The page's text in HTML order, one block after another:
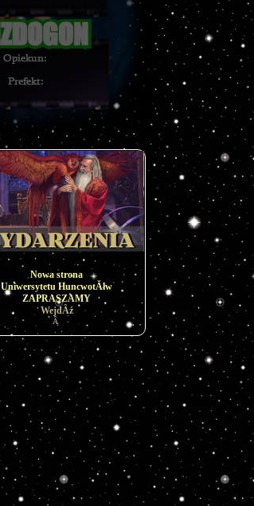
Nowa strona
Uniwersytetu HuncwotĂłw
ZAPRASZAMY
WejdÂź
Â